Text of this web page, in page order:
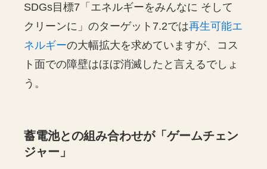
SDGs目標7「エネルギーをみんなに そして
クリーンに」のターゲット7.2では再生可能エ
ネルギーの大幅拡大を求めていますが、コス
ト面での障壁はほぼ消滅したと言えるでしょ
う。
蓄電池との組み合わせが「ゲームチェン
ジャー」